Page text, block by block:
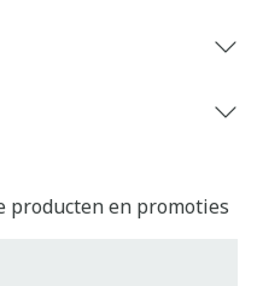
producten en promoties